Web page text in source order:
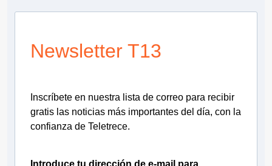
Newsletter T13
Inscríbete en nuestra lista de correo para recibir
gratis las noticias más importantes del día, con la
confianza de Teletrece.
Introduce tu dirección de e-mail para